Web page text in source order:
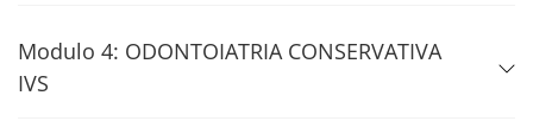
Modulo 4: ODONTOIATRIA CONSERVATIVA
IVS